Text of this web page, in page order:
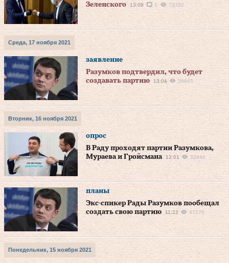
Зеленского
13:09 1 73702
Среда, 17 ноября 2021
заявление
Разумков подтвердил, что будет
создавать партию
13:04 26645
Вторник, 16 ноября 2021
опрос
В Раду проходят партии Разумкова,
Мураева и Гройсмана
12:01 32448
планы
Экс-спикер Рады Разумков пообещал
создать свою партию
11:22 47270
Понедельник, 15 ноября 2021